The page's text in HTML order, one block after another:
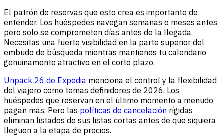
El patrón de reservas que esto crea es importante de
entender. Los huéspedes navegan semanas o meses antes
pero solo se comprometen días antes de la llegada.
Necesitas una fuerte visibilidad en la parte superior del
embudo de búsqueda mientras mantienes tu calendario
genuinamente atractivo en el corto plazo.
Unpack 26 de Expedia menciona el control y la flexibilidad
del viajero como temas definidores de 2026. Los
huéspedes que reservan en el último momento a menudo
pagan más. Pero las políticas de cancelación rígidas
eliminan listados de sus listas cortas antes de que siquiera
lleguen a la etapa de precios.